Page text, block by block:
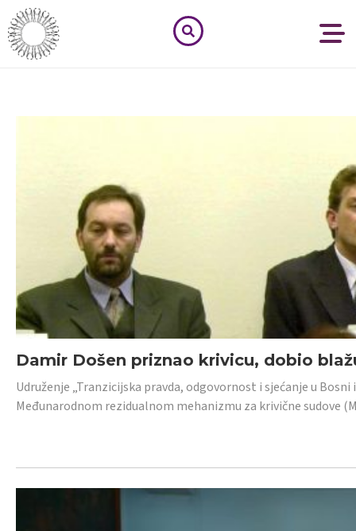
Damir Došen priznao krivicu, dobio
Udruženje „Tranzicijska pravda, odgovornost i sjećanje u
Međunarodnom rezidualnom mehanizmu za krivične sudove